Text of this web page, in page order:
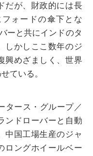
だが、財政的には長
ォードの傘下とな
ーと共にインドのタ
しかしここ数年のジ
興めざましく、世界
ている。
タース・グループ／
ンドローバーと自動
中国工場生産のジャ
ロングホイールベー